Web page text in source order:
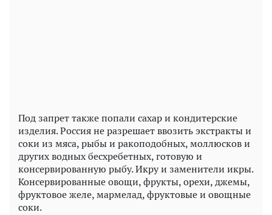
Под запрет также попали сахар и кондитерские
изделия. Россия не разрешает ввозить экстракты и
соки из мяса, рыбы и ракоподобных, моллюсков и
других водных бесхребетных, готовую и
консервированную рыбу. Икру и заменители икры.
Консервированные овощи, фрукты, орехи, джемы,
фруктовое желе, мармелад, фруктовые и овощные
соки.